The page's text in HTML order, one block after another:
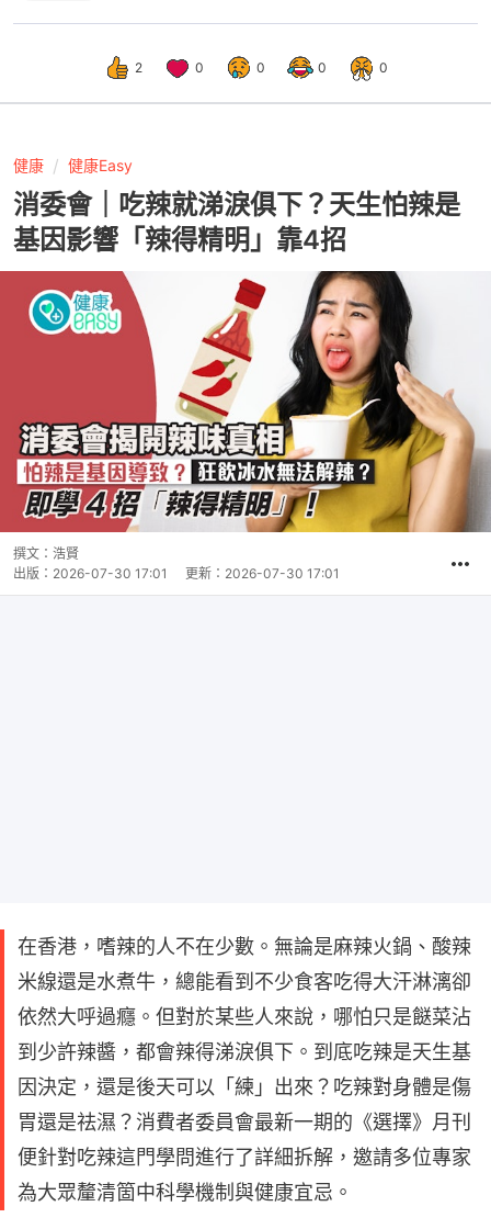
2 0 0 0 0
健康 健康Easy
消委會｜吃辣就涕淚俱下？天生怕辣是
基因影響「辣得精明」靠4招
撰文： 浩賢
出版： 2026-07-30 17:01 更新： 2026-07-30 17:01
在香港，嗜辣的人不在少數。無論是麻辣火鍋、酸辣
米線還是水煮牛，總能看到不少食客吃得大汗淋漓卻
依然大呼過癮。但對於某些人來說，哪怕只是餸菜沾
到少許辣醬，都會辣得涕淚俱下。到底吃辣是天生基
因決定，還是後天可以「練」出來？吃辣對身體是傷
胃還是祛濕？消費者委員會最新一期的《選擇》月刊
便針對吃辣這門學問進行了詳細拆解，邀請多位專家
為大眾釐清箇中科學機制與健康宜忌。